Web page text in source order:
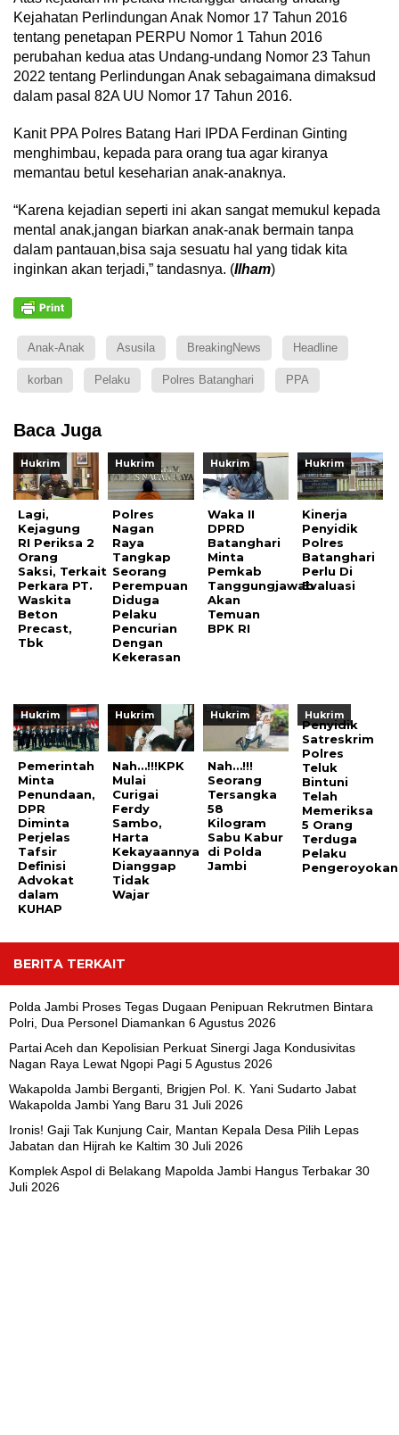
Kejahatan Perlindungan Anak Nomor 17 Tahun 2016
tentang penetapan PERPU Nomor 1 Tahun 2016
perubahan kedua atas Undang-undang Nomor 23 Tahun
2022 tentang Perlindungan Anak sebagaimana dimaksud
dalam pasal 82A UU Nomor 17 Tahun 2016.
Kanit PPA Polres Batang Hari IPDA Ferdinan Ginting
menghimbau, kepada para orang tua agar kiranya
memantau betul keseharian anak-anaknya.
“Karena kejadian seperti ini akan sangat memukul kepada
mental anak,jangan biarkan anak-anak bermain tanpa
dalam pantauan,bisa saja sesuatu hal yang tidak kita
inginkan akan terjadi,” tandasnya. (Ilham)
Anak-Anak Asusila BreakingNews Headline
korban Pelaku Polres Batanghari PPA
Baca Juga
Hukrim
Lagi,
Kejagung
RI Periksa 2
Orang
Saksi, Terkait
Perkara PT.
Waskita
Beton
Precast,
Tbk
Hukrim
Polres
Nagan
Raya
Tangkap
Seorang
Perempuan
Diduga
Pelaku
Pencurian
Dengan
Kekerasan
Hukrim
Waka II
DPRD
Batanghari
Minta
Pemkab
Tanggungjawab
Akan
Temuan
BPK RI
Hukrim
Kinerja
Penyidik
Polres
Batanghari
Perlu Di
Evaluasi
Hukrim
Pemerintah
Minta
Penundaan,
DPR
Diminta
Perjelas
Tafsir
Definisi
Advokat
dalam
KUHAP
Hukrim
Nah…!!!KPK
Mulai
Curigai
Ferdy
Sambo,
Harta
Kekayaannya
Dianggap
Tidak
Wajar
Hukrim
Nah…!!!
Seorang
Tersangka
58
Kilogram
Sabu Kabur
di Polda
Jambi
Hukrim
Penyidik
Satreskrim
Polres
Teluk
Bintuni
Telah
Memeriksa
5 Orang
Terduga
Pelaku
Pengeroyokan
BERITA TERKAIT
Polda Jambi Proses Tegas Dugaan Penipuan Rekrutmen Bintara
Polri, Dua Personel Diamankan 6 Agustus 2026
Partai Aceh dan Kepolisian Perkuat Sinergi Jaga Kondusivitas
Nagan Raya Lewat Ngopi Pagi 5 Agustus 2026
Wakapolda Jambi Berganti, Brigjen Pol. K. Yani Sudarto Jabat
Wakapolda Jambi Yang Baru 31 Juli 2026
Ironis! Gaji Tak Kunjung Cair, Mantan Kepala Desa Pilih Lepas
Jabatan dan Hijrah ke Kaltim 30 Juli 2026
Komplek Aspol di Belakang Mapolda Jambi Hangus Terbakar 30
Juli 2026